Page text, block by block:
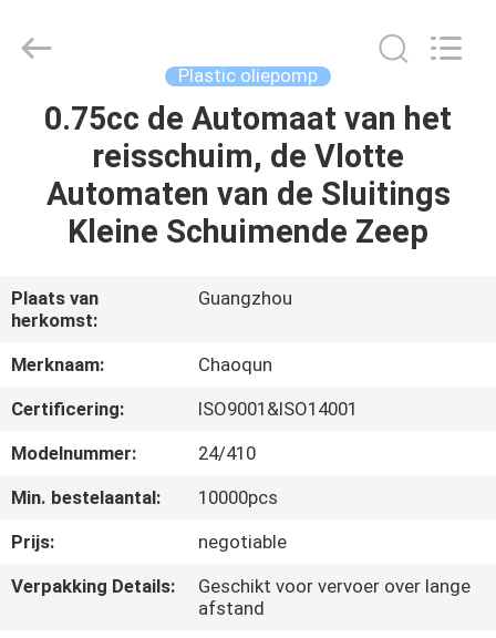
HUIS
PRODUCTEN
ONS
FABRIEKSREIS
KWALITEITSCONTROLE
CONTACTEER
ONS
Chaoqun
Plastic oliepomp
0.75cc de Automaat van het
reisschuim, de Vlotte
Automaten van de Sluitings
Kleine Schuimende Zeep
Plaats van
herkomst:
Guangzhou
Merknaam:
Chaoqun
Certificering:
ISO9001&ISO14001
Modelnummer:
24/410
Min. bestelaantal:
10000pcs
Prijs:
negotiable
Verpakking Details:
Geschikt voor vervoer over lange
afstand